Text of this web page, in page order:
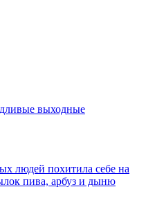
выходные
людей похитила себе на
пива, арбуз и дыню